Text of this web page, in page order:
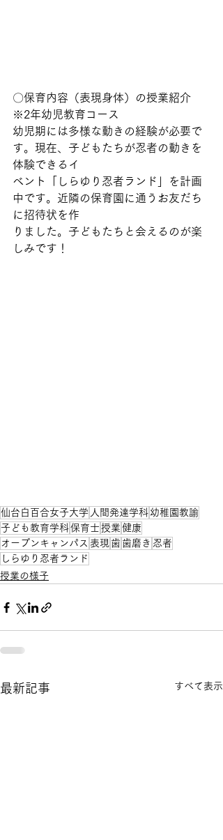
〇保育内容（表現身体）の授業紹介
※2年幼児教育コース
幼児期には多様な動きの経験が必要で
す。現在、子どもたちが忍者の動きを
体験できるイ
ベント「しらゆり忍者ランド」を計画
中です。近隣の保育園に通うお友だち
に招待状を作
りました。子どもたちと会えるのが楽
しみです！
仙台白百合女子大学 人間発達学科幼稚園教諭
子ども教育学科保育士 授業 健康
オープンキャンパス 表現 歯 歯磨き 忍者
しらゆり忍者ランド
授業の様子
最新記事 すべて表示